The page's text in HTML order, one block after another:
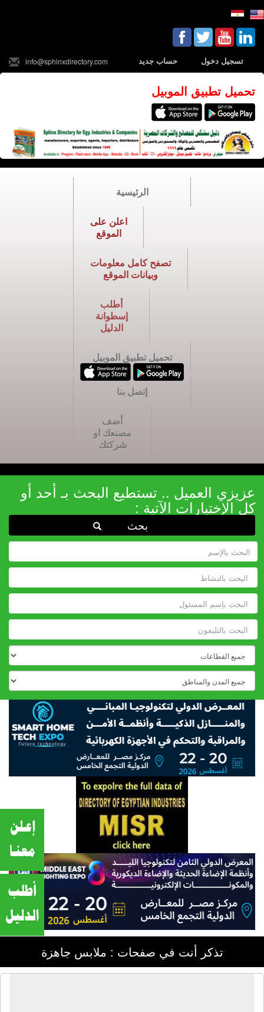
تسجيل دخول حساب جديد info@sphinxdirectory.com
تحميل تطبيق الموبيل
الرئيسية
اعلن على
الموقع
تصفح كامل معلومات
وبيانات الموقع
أطلب
إسطوانة
الدليل
تحميل تطبيق الموبيل
إتصل بنا
أضف
مصنعك او
شركتك
عزيزي العميل .. تستطيع البحث بـ أحد أو
كل الإختيارات الآتية :
تذكر أنت في صفحات : ملابس جاهزة